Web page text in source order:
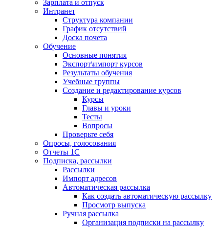
Зарплата и отпуск
Интранет
Структура компании
График отсутствий
Доска почета
Обучение
Основные понятия
Экспорт\импорт курсов
Результаты обучения
Учебные группы
Создание и редактирование курсов
Курсы
Главы и уроки
Тесты
Вопросы
Проверьте себя
Опросы, голосования
Отчеты 1С
Подписка, рассылки
Рассылки
Импорт адресов
Автоматическая рассылка
Как создать автоматическую рассылку
Просмотр выпуска
Ручная рассылка
Организация подписки на рассылку